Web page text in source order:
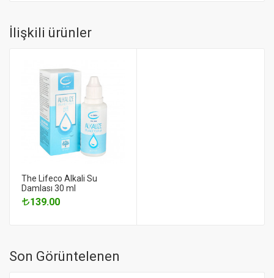
İlişkili ürünler
The Lifeco Alkali Su
Damlası 30 ml
139.00
Son Görüntelenen